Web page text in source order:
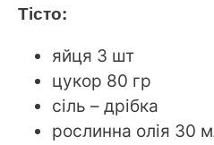
Тісто:
яйця 3 шт
цукор 80 гр
сіль – дрібка
рослинна олія 30